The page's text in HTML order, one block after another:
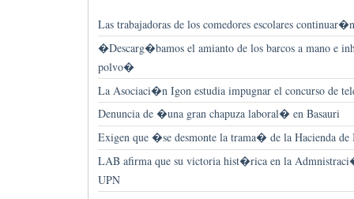
Las trabajadoras de los comedores escolares
�Descarg�bamos el amianto de los barcos a mano e
polvo�
La Asociaci�n Igon estudia impugnar el concurso de
Denuncia de �una gran chapuza laboral� en Basauri
Exigen que �se desmonte la trama� de la Hacienda de
LAB afirma que su victoria hist�rica en la
UPN